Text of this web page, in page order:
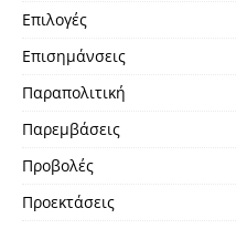
Επιλογές
Επισημάνσεις
Παραπολιτική
Παρεμβάσεις
Προβολές
Προεκτάσεις